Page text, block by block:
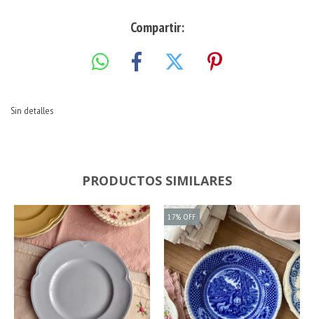
Compartir:
Sin detalles
PRODUCTOS SIMILARES
17% OFF